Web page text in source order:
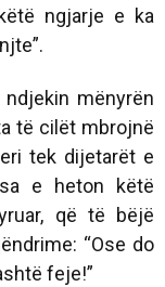
ngjarje e ka
mënyrën
të cilët mbrojnë
tek dijetarët e
e heton këtë
që të bëjë
“Ose do
feje!”